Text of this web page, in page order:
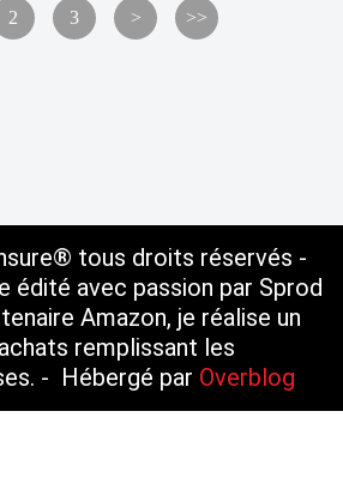
2 3 > >>
tous droits réservés -
édité avec passion par Sprod
Amazon, je réalise un
remplissant les
- Hébergé par Overblog